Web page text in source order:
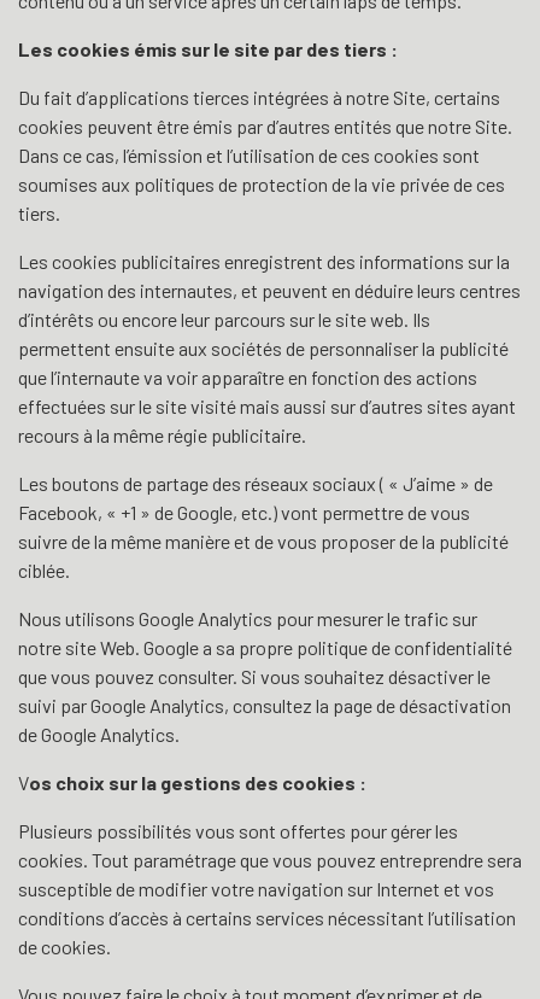
Les cookies émis sur le site par des tiers :
Du fait d’applications tierces intégrées à notre Site, certains
cookies peuvent être émis par d’autres entités que notre Site.
Dans ce cas, l’émission et l’utilisation de ces cookies sont
soumises aux politiques de protection de la vie privée de ces
tiers.
Les cookies publicitaires enregistrent des informations sur la
navigation des internautes, et peuvent en déduire leurs centres
d’intérêts ou encore leur parcours sur le site web. Ils
permettent ensuite aux sociétés de personnaliser la publicité
que l’internaute va voir apparaître en fonction des actions
effectuées sur le site visité mais aussi sur d’autres sites ayant
recours à la même régie publicitaire.
Les boutons de partage des réseaux sociaux ( « J’aime » de
Facebook, « +1 » de Google, etc.) vont permettre de vous
suivre de la même manière et de vous proposer de la publicité
ciblée.
Nous utilisons Google Analytics pour mesurer le trafic sur
notre site Web. Google a sa propre politique de confidentialité
quevous pouvez consulter. Si vous souhaitez désactiver le
suivi par Google Analytics, consultez la page de désactivation
de Google Analytics
Vos choix sur la gestions des cookies :
Plusieurs possibilités vous sont offertes pour gérer les
cookies. Tout paramétrage que vous pouvez entreprendre sera
susceptible de modifier votre navigation sur Internet et vos
conditions d’accès à certains services nécessitant l’utilisation
de cookies.
Vous pouvez faire le choix à tout moment d’exprimer et de